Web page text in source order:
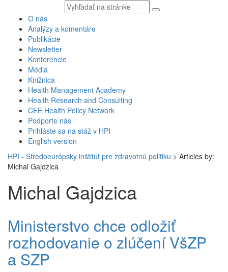
Vyhľadávaný
text
O nás
Analýzy a komentáre
Publikácie
Newsletter
Konferencie
Médiá
Knižnica
Health Management Academy
Health Research and Consulting
CEE Health Policy Network
Podporte nás
Prihláste sa na stáž v HPI
English version
HPI - Stredoeurópsky inštitút pre zdravotnú politiku > Articles by:
Michal Gajdzica
Michal Gajdzica
Ministerstvo chce odložiť
rozhodovanie o zlúčení VšZP
a SZP